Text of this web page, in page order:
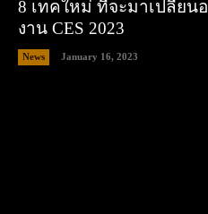
8 เทคใหม่ ที่จะมาเปลี่ยน
งาน CES 2023
News January 16, 2023